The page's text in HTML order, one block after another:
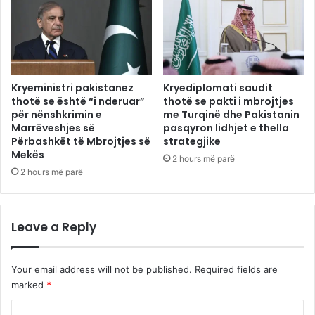
Kryeministri pakistanez
thotë se është “i nderuar”
për nënshkrimin e
Marrëveshjes së
Përbashkët të Mbrojtjes së
Mekës
2 hours më parë
Kryediplomati saudit
thotë se pakti i mbrojtjes
me Turqinë dhe Pakistanin
pasqyron lidhjet e thella
strategjike
2 hours më parë
Leave a Reply
Your email address will not be published. Required fields are
marked *